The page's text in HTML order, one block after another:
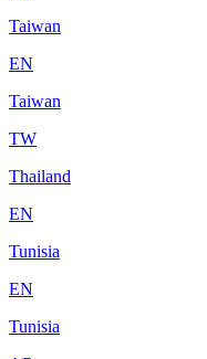
Taiwan
EN
Taiwan
TW
Thailand
EN
Tunisia
EN
Tunisia